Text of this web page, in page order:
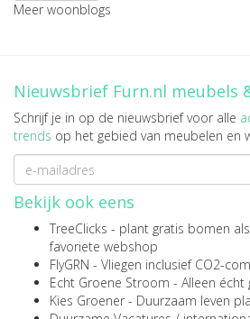
Meer woonblogs
Nieuwsbrief Furn.nl meubels
Schrijf je in op de nieuwsbrief voor alle
trends op het gebied van meubelen en
Bekijk ook eens
TreeClicks - plant gratis bomen
favoriete webshop
FlyGRN - Vliegen inclusief CO2-
Echt Groene Stroom - Alleen
Kies Groener - Duurzaam leven